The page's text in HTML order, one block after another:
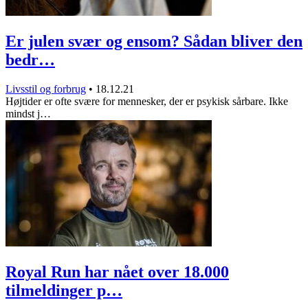
Er julen svær og ensom? Sådan bliver den
bedr…
Livsstil og forbrug • 18.12.21
Højtider er ofte svære for mennesker, der er psykisk sårbare. Ikke
mindst j…
Royal Run har nået over 18.000
tilmeldinger p…